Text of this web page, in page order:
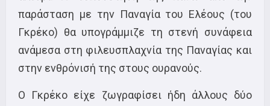
παράσταση με την Παναγία του Ελέους (του
Γκρέκο) θα υπογράμμιζε τη στενή συνάφεια
ανάμεσα στη φιλευσπλαχνία της Παναγίας και
στην ενθρόνισή της στους ουρανούς.
Ο Γκρέκο είχε ζωγραφίσει ήδη άλλους δύο